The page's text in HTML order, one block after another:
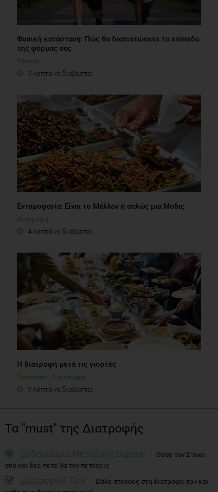
Φυσική κατάσταση: Πώς θα διαπιστώσετε το επίπεδο
της φόρμας σας
Fitness
3 λεπτά να διαβαστεί
Εντομοφαγία: Είναι το Mέλλον ή απλώς μια Mόδα;
Διατροφή
4 λεπτά να διαβαστεί
Η διατροφή μετά τις γιορτές
Συστάσεις Διατροφής
3 λεπτά να διαβαστεί
Τα "must" της Διατροφής
Εβδομαδίαια Μεταβολή Βάρους
Θέσε τον Στόχο
σου και δες πότε θα τον πετύχεις
Διατροφικό Tool
Βάλε στόχους στη διατροφή σου και